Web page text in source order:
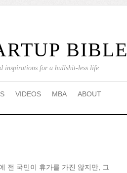
BIBLE
inspirations for a bullshit-less life
VIDEOS MBA ABOUT
전 국민이 휴가를 가진 않지만, 그